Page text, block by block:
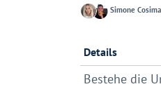
Simone
Details
Bestehe die